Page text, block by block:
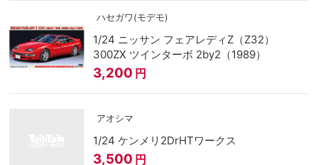
ハセガワ(モデモ)
1/24 ニッサン フェアレディZ（Z32）
300ZX ツインターボ 2by2（1989）
3,200 円
アオシマ
1/24 ケンメリ2DrHTワークス
3,500 円